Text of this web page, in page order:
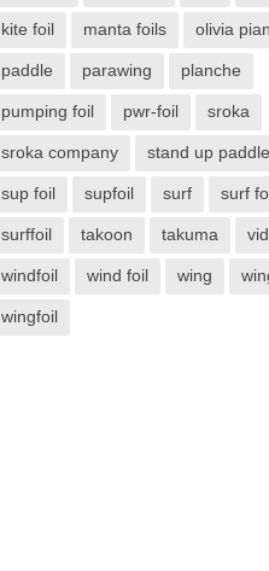
kite foil manta foils olivia
paddle parawing planche
pumping foil pwr-foil sroka
sroka company stand up paddle
sup foil supfoil surf surf
surffoil takoon takuma
windfoil wind foil wing
wingfoil